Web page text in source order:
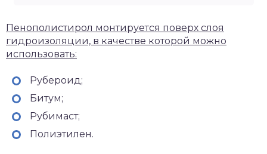
Пенополистирол монтируется поверх слоя
гидроизоляции, в качестве которой можно
использовать:
Рубероид;
Битум;
Рубимаст;
Полиэтилен.